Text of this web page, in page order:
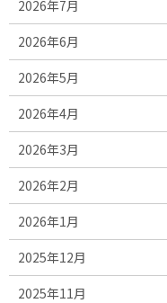
2026年7月
2026年6月
2026年5月
2026年4月
2026年3月
2026年2月
2026年1月
2025年12月
2025年11月